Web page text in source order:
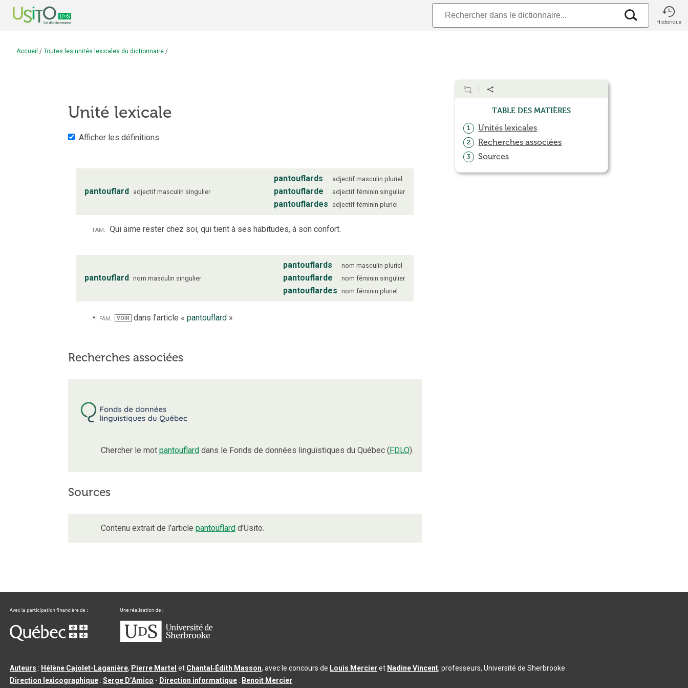
Historique
Accueil / Toutes les unités lexicales du dictionnaire /
Unité lexicale
Afficher les définitions
pantouflard adjectif masculin singulier
pantouflards adjectif masculin pluriel
pantouflarde adjectif féminin singulier
pantouflardes adjectif féminin pluriel
fam. Qui aime rester chez soi, qui tient à ses habitudes, à son confort.
pantouflard nom masculin singulier
pantouflards nom masculin pluriel
pantouflarde nom féminin singulier
pantouflardes nom féminin pluriel
fam. VOIR dans l’article «pantouflard »
Recherches associées
Chercher le mot pantouflarddans le Fonds de données linguistiques du Québec (FDLQ).
Sources
Contenu extrait de l’article pantouflard d’Usito.
Table des matières
1 Unités lexicales
2 Recherches associées
3 Sources
Auteurs : Hélène Cajolet-Laganière, Pierre Martel et Chantal‑Édith Masson, avec le concours de Louis Mercier et Nadine Vincent, professeurs, Université de Sherbrooke
Direction lexicographique :Serge D’Amico - Direction informatique : Benoit Mercier